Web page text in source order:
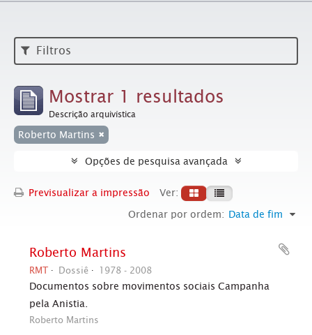
Filtros
Mostrar 1 resultados
Descrição arquivística
Roberto Martins
Opções de pesquisa avançada
Previsualizar a impressão
Ver:
Ordenar por ordem: Data de fim
Roberto Martins
RMT Dossiê 1978 - 2008
Documentos sobre movimentos sociais Campanha
pela Anistia.
Roberto Martins